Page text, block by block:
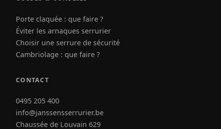
Porte claquée : que faire ?
Éviter les arnaques serrurier
Choisir une serrure de sécurité
Cambriolage : que faire ?
CONTACT
0495 205 400
info@janssensserrurier.be
Chaussée de Louvain 629